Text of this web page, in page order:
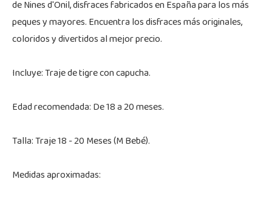
de Nines d'Onil, disfraces fabricados en España para los más
peques y mayores. Encuentra los disfraces más originales,
coloridos y divertidos al mejor precio.
Incluye: Traje de tigre con capucha.
Edad recomendada: De 18 a 20 meses.
Talla: Traje 18 - 20 Meses (M Bebé).
Medidas aproximadas: